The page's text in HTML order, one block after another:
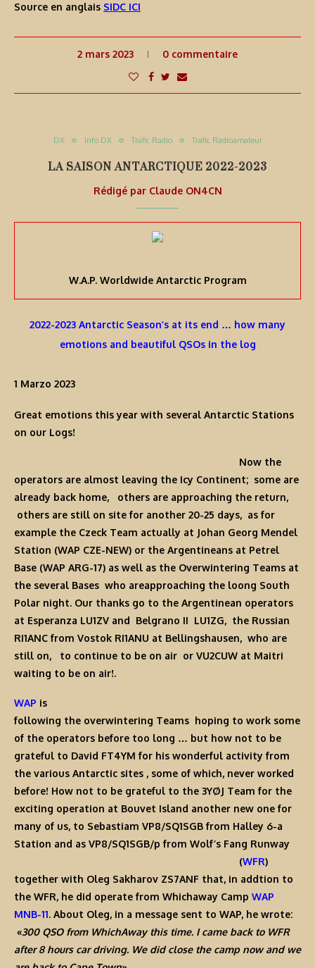
Source en anglais SIDC ICI
2 mars 2023 0 commentaire
DX Info DX Trafic Radio Trafic Radioamateur
LA SAISON ANTARCTIQUE 2022-2023
Rédigé par Claude ON4CN
W.A.P. Worldwide Antarctic Program
2022-2023 Antarctic Season’s at its end … how many
emotions and beautiful QSOs in the log
1 Marzo 2023
Great emotions this year with several Antarctic Stations
on our Logs!
Now the
operators are almost leaving the Icy Continent; some are
already back home, others are approaching the return,
others are still on site for another 20-25 days, as for
example the Czeck Team actually at Johan Georg Mendel
Station (WAP CZE-NEW) or the Argentineans at Petrel
Base (WAP ARG-17) as well as the Overwintering Teams at
the several Bases who areapproaching the loong South
Polar night. Our thanks go to the Argentinean operators
at Esperanza LU1ZV and Belgrano II LU1ZG, the Russian
RI1ANC from Vostok RI1ANU at Bellingshausen, who are
still on, to continue to be on air or VU2CUW at Maitri
waiting to be on air!.
WAP is
following the overwintering Teams hoping to work some
of the operators before too long … but how not to be
grateful to David FT4YM for his wonderful activity from
the various Antarctic sites , some of which, never worked
before! How not to be grateful to the 3YØJ Team for the
exciting operation at Bouvet Island another new one for
many of us, to Sebastiam VP8/SQ1SGB from Halley 6-a
Station and as VP8/SQ1SGB/p from Wolf’s Fang Runway
(WFR)
together with Oleg Sakharov ZS7ANF that, in addtion to
the WFR, he did operate from Whichaway Camp WAP
MNB-11. About Oleg, in a message sent to WAP, he wrote:
«300 QSO from WhichAway this time. I came back to WFR
after 8 hours car driving. We did close the camp now and we